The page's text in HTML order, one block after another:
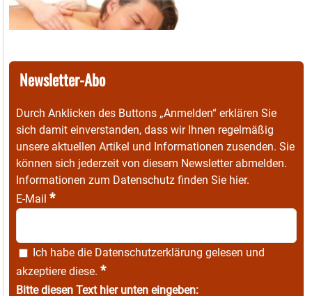
Newsletter-Abo
Durch Anklicken des Buttons „Anmelden“ erklären Sie
sich damit einverstanden, dass wir Ihnen regelmäßig
unsere aktuellen Artikel und Informationen zusenden. Sie
können sich jederzeit von diesem Newsletter abmelden.
Informationen zum Datenschutz finden Sie hier.
E-Mail *
Ich habe die Datenschutzerklärung gelesen und
akzeptiere diese. *
Bitte diesen Text hier unten eingeben: